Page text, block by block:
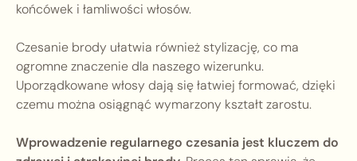
końcówek i łamliwości włosów.
Czesanie brody ułatwia również stylizację, co ma
ogromne znaczenie dla naszego wizerunku.
Uporządkowane włosy dają się łatwiej formować, dzięki
czemu można osiągnąć wymarzony kształt zarostu.
Wprowadzenie regularnego czesania jest kluczem do